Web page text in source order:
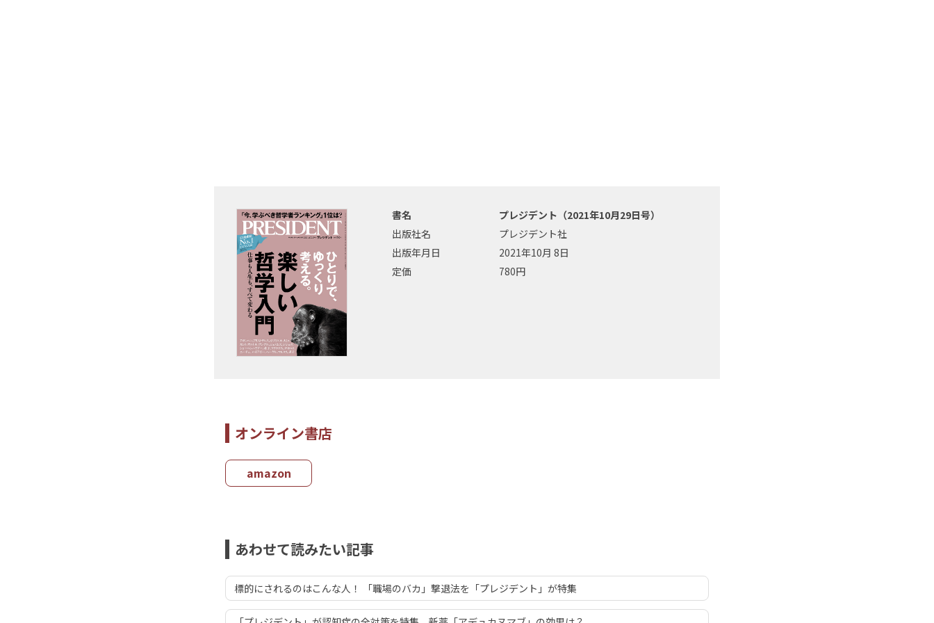
書名
プレジデント（2021年10月29日号）
出版社名
プレジデント社
出版年月日
2021年10月 8日
定価
780円
オンライン書店
amazon
あわせて読みたい記事
標的にされるのはこんな人！ 「職場のバカ」撃退法を「プレジデント」が特集